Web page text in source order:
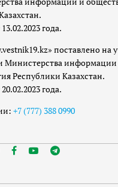
года.
поставлено на
Министерства информации
Республики Казахстан.
года.
+7 (777) 388 0990